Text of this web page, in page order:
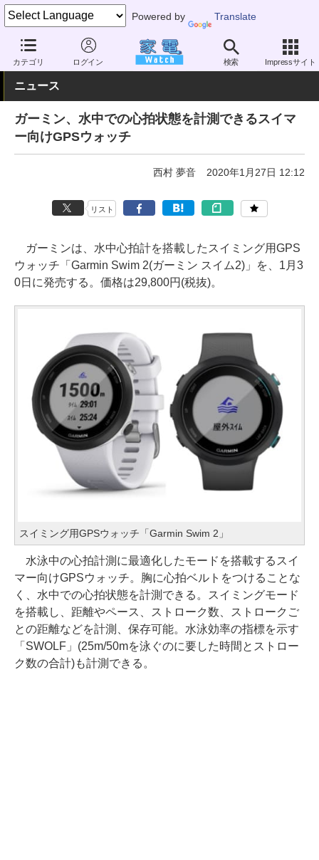
Powered by Translate
カテゴリ ログイン 検索 Impressサイト
家電 Watch その他・家電 アウトドア スポーツ
ニュース
ガーミン、水中での心拍状態を計測できるスイマ
ー向けGPSウォッチ
西村 夢音 2020年1月27日 12:12
リスト
ガーミンは、水中心拍計を搭載したスイミング用GPS
ウォッチ「Garmin Swim 2(ガーミン スイム2)」を、1月3
0日に発売する。価格は29,800円(税抜)。
スイミング用GPSウォッチ「Garmin Swim 2」
水泳中の心拍計測に最適化したモードを搭載するスイ
マー向けGPSウォッチ。胸に心拍ベルトをつけることな
く、水中での心拍状態を計測できる。スイミングモード
を搭載し、距離やペース、ストローク数、ストロークご
との距離などを計測、保存可能。水泳効率の指標を示す
「SWOLF」(25m/50mを泳ぐのに要した時間とストロー
ク数の合計)も計測できる。